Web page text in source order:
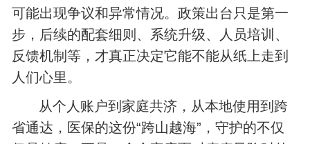
可能出现争议和异常情况。政策出台只是第一
步，后续的配套细则、系统升级、人员培训、
反馈机制等，才真正决定它能不能从纸上走到
人们心里。
从个人账户到家庭共济，从本地使用到跨
省通达，医保的这份“跨山越海”，守护的不仅